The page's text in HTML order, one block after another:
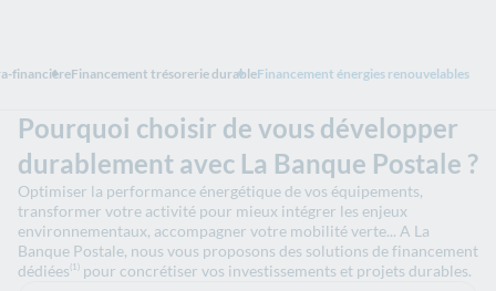
financièreFinancement trésorerie durableFinancement énergies renouvelables
Pourquoi choisir de vous développer
durablement avec La Banque Postale ?
Optimiser la performance énergétique de vos équipements,
transformer votre activité pour mieux intégrer les enjeux
environnementaux, accompagner votre mobilité verte... A La
Banque Postale, nous vous proposons des solutions de financement
dédiées (1) pour concrétiser vos investissements et projets durables.